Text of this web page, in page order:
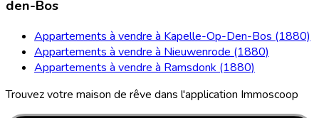
den-Bos
Appartements à vendre à Kapelle-Op-Den-Bos (1880)
Appartements à vendre à Nieuwenrode (1880)
Appartements à vendre à Ramsdonk (1880)
Trouvez votre maison de rêve dans l'application Immoscoop